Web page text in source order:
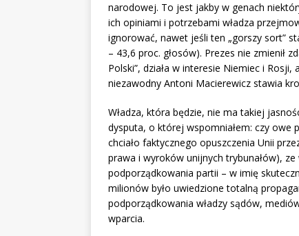
narodowej. To jest jakby w genach
ich opiniami i potrzebami władza
ignorować, nawet jeśli ten „gorszy sort”
– 43,6 proc. głosów). Prezes nie zmienił
Polski”, działa w interesie Niemiec i
niezawodny Antoni Macierewicz stawia
Władza, która będzie, nie ma takiej
dysputa, o której wspomniałem: czy owe
chciało faktycznego opuszczenia Unii
prawa i wyroków unijnych trybunałów),
podporządkowania partii – w imię
milionów było uwiedzione totalną
podporządkowania władzy sądów,
wparcia.